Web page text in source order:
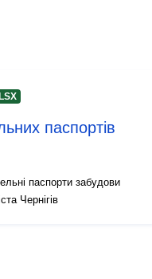
паспортів
паспорти забудови
Чернігів